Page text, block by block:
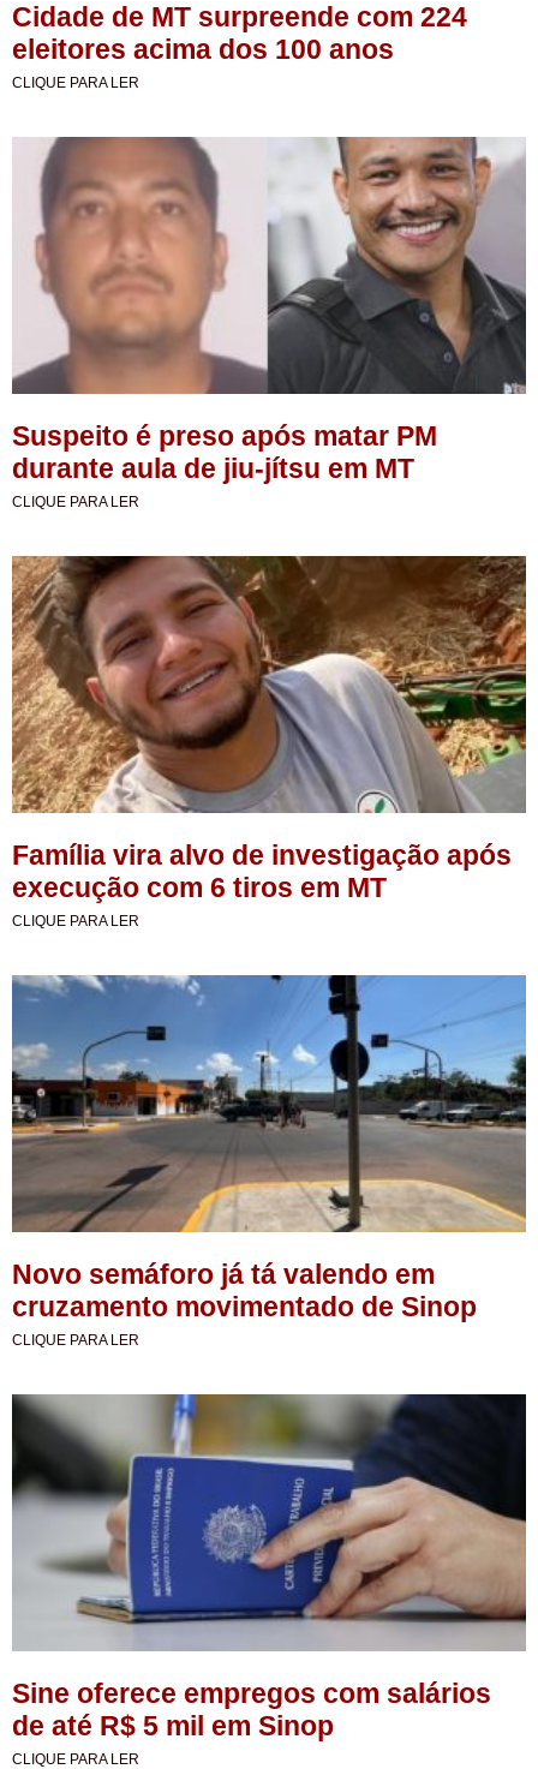
Cidade de MT surpreende com 224
eleitores acima dos 100 anos
CLIQUE PARA LER
Suspeito é preso após matar PM
durante aula de jiu-jítsu em MT
CLIQUE PARA LER
Família vira alvo de investigação após
execução com 6 tiros em MT
CLIQUE PARA LER
Novo semáforo já tá valendo em
cruzamento movimentado de Sinop
CLIQUE PARA LER
Sine oferece empregos com salários
de até R$ 5 mil em Sinop
CLIQUE PARA LER